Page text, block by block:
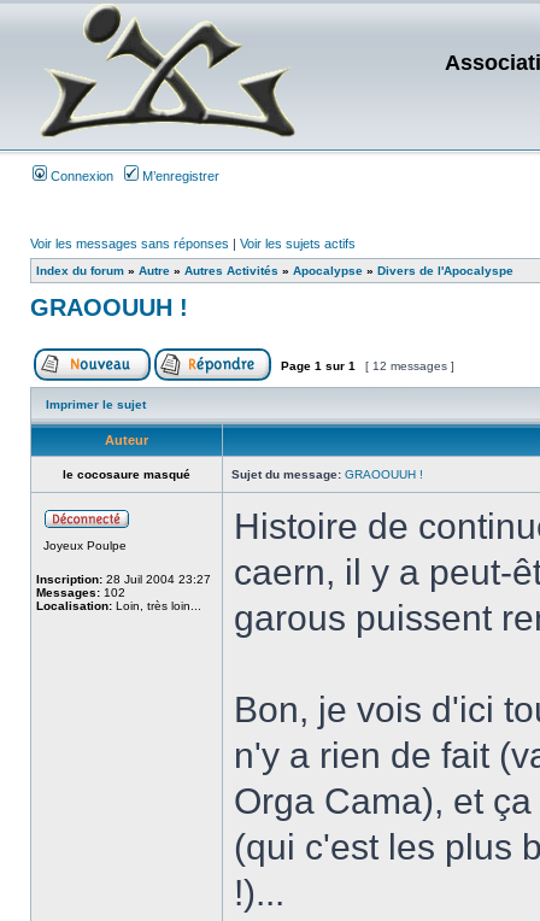
Connexion M’enregistrer
Voir les messages sans réponses | Voir les sujets actifs
Index du forum » Autre » Autres Activités » Apocalypse » Divers de l'Apocalyspe
GRAOOUUH !
Page 1 sur 1 [ 12 messages ]
Imprimer le sujet
Auteur
le cocosaure masqué Sujet du message: GRAOOUUH !
Joyeux Poulpe
Inscription: 28 Juil 2004 23:27
Messages: 102
Localisation: Loin, très loin...
Histoire de
caern, il y a peut-
garous puissent
Bon, je vois d'ici
n'y a rien de fait
Orga Cama), et
(qui c'est les plus
!)...